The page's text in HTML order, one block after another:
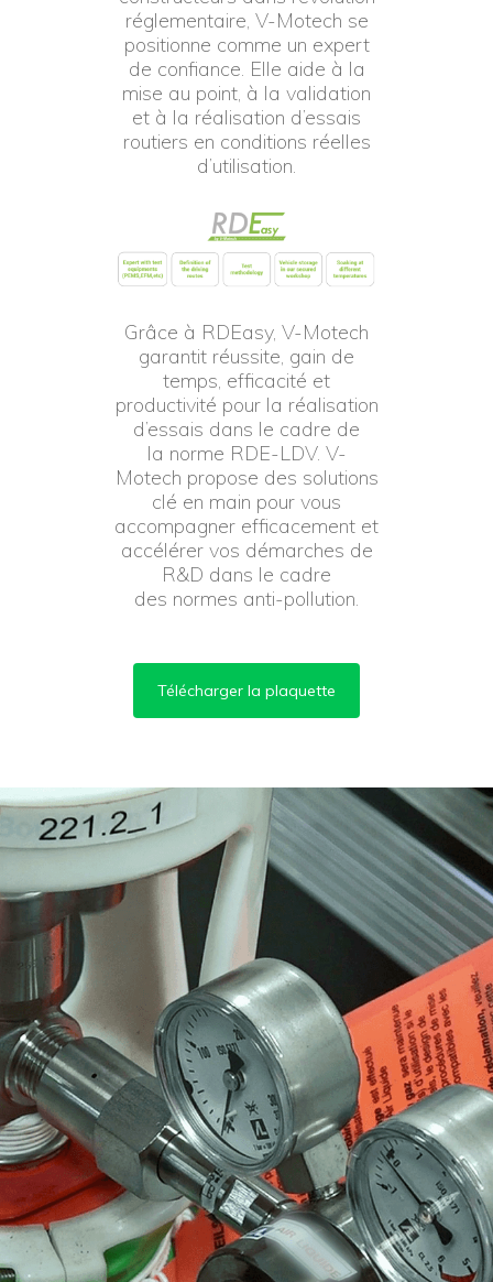
réglementaire, V-Motech se
positionne comme un expert
de confiance. Elle aide à la
mise au point, à la validation
et à la réalisation d’essais
routiers en conditions réelles
d’utilisation.
Grâce à RDEasy, V-Motech
garantit réussite, gain de
temps, efficacité et
productivité pour la réalisation
d’essais dans le cadre de
la norme RDE-LDV. V-
Motech propose des solutions
clé en main pour vous
accompagner efficacement et
accélérer vos démarches de
R&D dans le cadre
des normes anti-pollution.
Télécharger la plaquette